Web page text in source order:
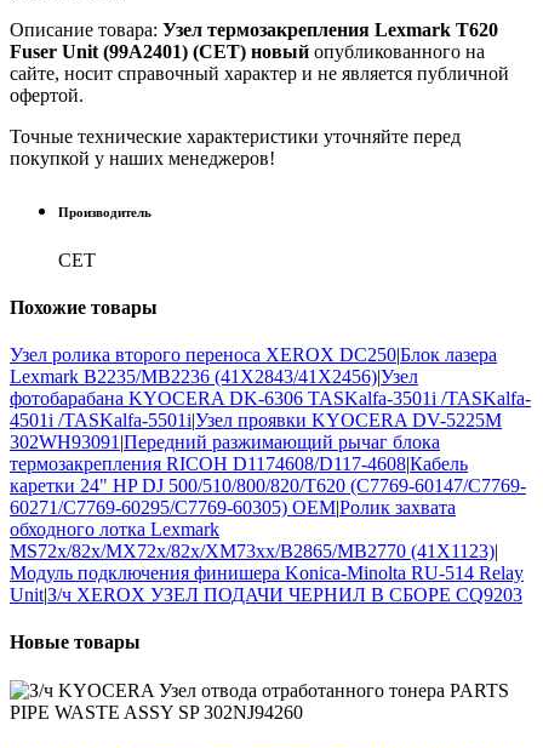
Описание товара: Узел термозакрепления Lexmark T620
Fuser Unit (99A2401) (CET) новый опубликованного на
сайте, носит справочный характер и не является публичной
офертой.
Точные технические характеристики уточняйте перед
покупкой у наших менеджеров!
Производитель
CET
Похожие товары
Узел ролика второго переноса XEROX DC250|Блок лазера
Lexmark B2235/MB2236 (41X2843/41X2456)|Узел
фотобарабана KYOCERA DK-6306 TASKalfa-3501i /TASKalfa-
4501i /TASKalfa-5501i|Узел проявки KYOCERA DV-5225M
302WH93091 |Передний разжимающий рычаг блока
термозакрепления RICOH D1174608/D117-4608|Кабель
каретки 24" HP DJ 500/510/800/820/T620 (C7769-60147/C7769-
60271/C7769-60295/C7769-60305) OEM|Ролик захвата
обходного лотка Lexmark
MS72x/82x/MX72x/82x/XM73xx/B2865/MB2770 (41X1123)|
Модуль подключения финишера Konica-Minolta RU-514 Relay
Unit|З/ч XEROX УЗЕЛ ПОДАЧИ ЧЕРНИЛ В СБОРЕ CQ9203
Новые товары